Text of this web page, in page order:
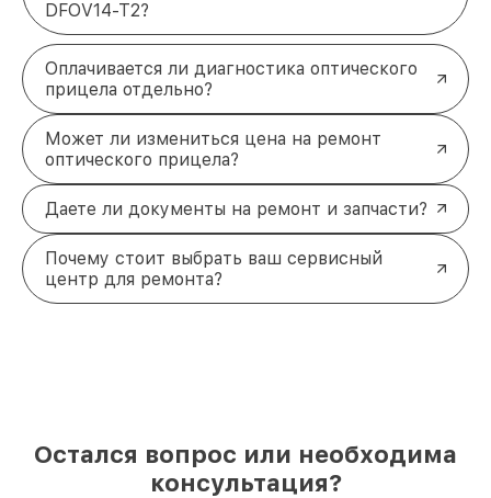
DFOV14-T2?
Оплачивается ли диагностика оптического
прицела отдельно?
Может ли измениться цена на ремонт
оптического прицела?
Даете ли документы на ремонт и запчасти?
Почему стоит выбрать ваш сервисный
центр для ремонта?
Остался вопрос или необходима
консультация?